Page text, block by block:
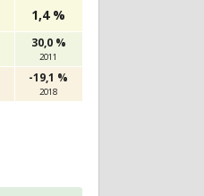
1,4 %
30,0 %
2011
-19,1 %
2018